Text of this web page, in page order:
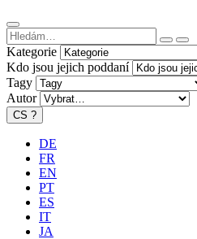
Kategorie
Kdo jsou jejich poddaní
Tagy
Autor
CS ?
DE
FR
EN
PT
ES
IT
JA